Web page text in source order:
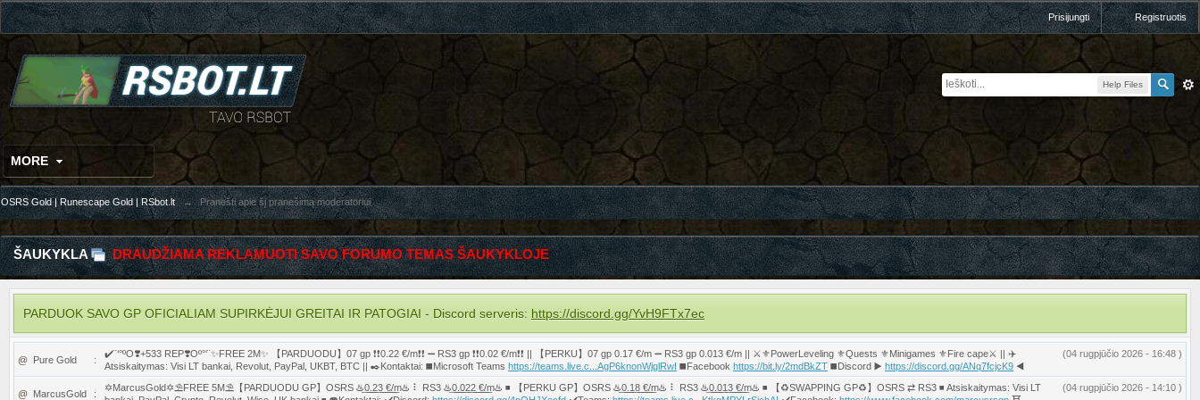
Prisijungti Registruotis
Help Files
MORE
OSRS Gold | Runescape Gold | RSbot.lt → Pranešti apie šį pranešimą moderatoriui
ŠAUKYKLA DRAUDŽIAMA REKLAMUOTI SAVO FORUMO TEMAS ŠAUKYKLOJE
PARDUOK SAVO GP OFICIALIAM SUPIRKĖJUI GREITAI IR PATOGIAI - Discord serveris: https://discord.gg/YvH9FTx7ec
@ Pure Gold :
(04 rugpjūčio 2026 - 16:48 )
✔️¨‘°ºO❣️+533 REP❣️Oº°‘¨✨FREE 2M✨ 【PARDUODU】07 gp ❗❗0.22 €/m❗❗ ➖ RS3 gp ❗❗0.02 €/m❗❗ || 【PERKU】07 gp 0.17 €/m ➖ RS3 gp 0.013 €/m || ⚔️⚜️PowerLeveling ⚜️Quests ⚜️Minigames ⚜️Fire cape⚔️ || ✈️
Atsiskaitymas: Visi LT bankai, Revolut, PayPal, UKBT, BTC || ✒️Kontaktai: ◼️Microsoft Teams https://teams.live.c...AgP6knonWjglRwI ◼️Facebook https://bit.ly/2mdBkZT ◼️Discord ▶️ https://discord.gg/ANq7fcjcK9 ◀️
@ MarcusGold :
(04 rugpjūčio 2026 - 14:10 )
✡️MarcusGold✡️⛱️FREE 5M⛱️【PARDUODU GP】OSRS ♨️͟0͟.͟2͟3͟ ͟€͟/͟m♨️ ⠇ RS3 ♨️͟0͟.͟0͟2͟2͟ ͟€͟/͟m♨️ ◾️ 【PERKU GP】OSRS ♨️͟0͟.͟1͟8͟ ͟€͟/͟m♨️ ⠇ RS3 ♨️͟0͟.͟0͟1͟3͟ ͟€͟/͟m♨️ ◾️ 【♻️SWAPPING GP♻️】OSRS ⇄ RS3 ◾️ Atsiskaitymas: Visi LT